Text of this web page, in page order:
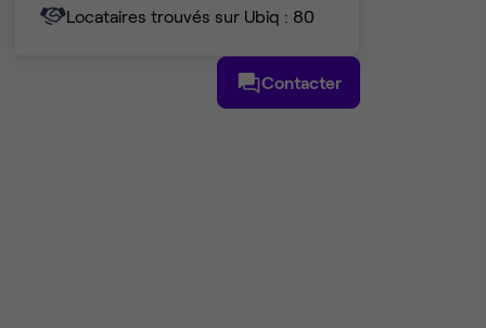
Locataires trouvés sur Ubiq : 80
Contacter